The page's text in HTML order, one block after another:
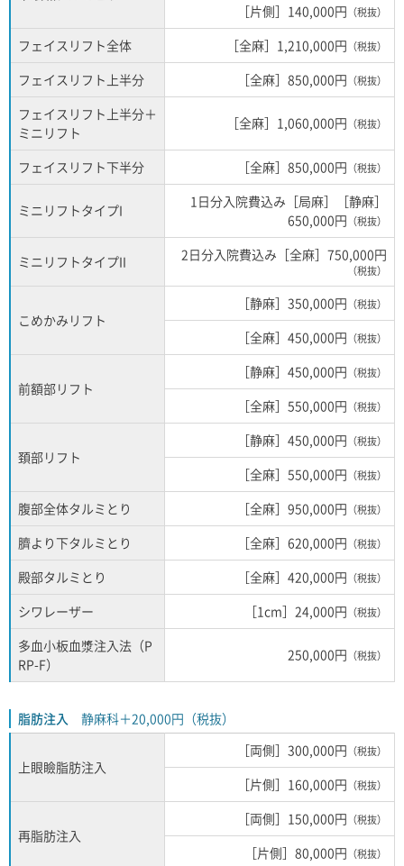
［片側］140,000円 （税抜）
フェイスリフト全体 ［全麻］1,210,000円 （税抜）
フェイスリフト上半分 ［全麻］850,000円 （税抜）
フェイスリフト上半分＋
ミニリフト
［全麻］1,060,000円 （税抜）
フェイスリフト下半分 ［全麻］850,000円 （税抜）
ミニリフトタイプI
1日分入院費込み［局麻］［静麻］
650,000円 （税抜）
ミニリフトタイプII 2日分入院費込み［全麻］750,000円
（税抜）
こめかみリフト
［静麻］350,000円 （税抜）
［全麻］450,000円 （税抜）
前額部リフト
［静麻］450,000円 （税抜）
［全麻］550,000円 （税抜）
頚部リフト
［静麻］450,000円 （税抜）
［全麻］550,000円 （税抜）
腹部全体タルミとり ［全麻］950,000円 （税抜）
臍より下タルミとり ［全麻］620,000円 （税抜）
殿部タルミとり ［全麻］420,000円 （税抜）
シワレーザー ［1cm］24,000円 （税抜）
多血小板血漿注入法（P
RP-F）
250,000円 （税抜）
脂肪注入 静麻科＋20,000円（税抜）
上眼瞼脂肪注入
［両側］300,000円 （税抜）
［片側］160,000円 （税抜）
再脂肪注入
［両側］150,000円 （税抜）
［片側］80,000円 （税抜）